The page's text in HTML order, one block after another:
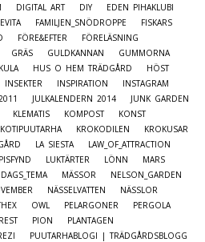
DIGITAL ART DIY
EDEN PIHAKLUBI
EVITA FAMILJEN_SNÖDROPPE
FISKARS
FÖRE&EFTER
FÖRELÄSNING
GRÄS GULDKANNAN
GUMMORNA
HUS O HEM TRÄDGÅRD
HÖST
INSEKTER INSPIRATION
INSTAGRAM
JULKALENDERN 2014
JUNK GARDEN
KLEMATIS KOMPOST
KONST
KOTIPUUTARHA KROKODILEN
KROKUSAR
LA SIESTA
LAW_OF_ATTRACTION
LUKTÄRTER LÖNN
MARS
MÄSSOR
NELSON_GARDEN
NÄSSELVATTEN
NÄSSLOR
OWL PELARGONER
PERGOLA
PION
PLANTAGEN
PUUTARHABLOGI | TRÄDGÅRDSBLOGG